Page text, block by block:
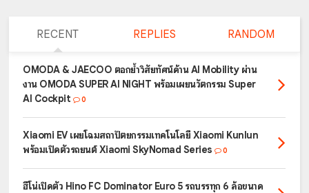
RECENT REPLIES RANDOM
OMODA & JAECOO ตอกย้ำวิสัยทัศน์ด้าน AI Mobility ผ่าน
งาน OMODA SUPER AI NIGHT พร้อมเผยนวัตกรรม Super
AI Cockpit
0
Xiaomi EV เผยโฉมสถาปัตยกรรมเทคโนโลยี Xiaomi Kunlun
พร้อมเปิดตัวรถยนต์ Xiaomi SkyNomad Series
0
ฮีโน่เปิดตัว Hino FC Dominator Euro 5 รถบรรทุก 6 ล้อขนาด